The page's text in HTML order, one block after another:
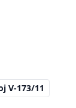
V-173/11